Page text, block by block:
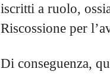
iscritti a ruolo,
Riscossione per
Di conseguenza,